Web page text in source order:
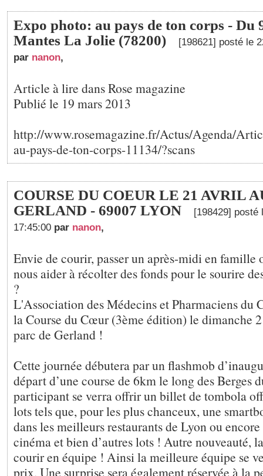
Expo photo: au pays de ton corps - Du
Mantes La Jolie (78200)
[198621] posté le
par nanon,
Article à lire dans Rose magazine
Publié le 19 mars 2013
http://www.rosemagazine.fr/Actus/Agenda/
au-pays-de-ton-corps-11134/?scans
COURSE DU COEUR LE 21 AVRIL
GERLAND - 69007 LYON
[198429] posté
17:45:00 par nanon,
Envie de courir, passer un après-midi en famille
nous aider à récolter des fonds pour le sourire
?
L'Association des Médecins et Pharmaciens du
la Course du Cœur (3ème édition) le dimanche
parc de Gerland !
Cette journée débutera par un flashmob
départ d’une course de 6km le long des Berges
participant se verra offrir un billet de tombola
lots tels que, pour les plus chanceux, une
dans les meilleurs restaurants de Lyon ou encore
cinéma et bien d’autres lots ! Autre nouveauté,
courir en équipe ! Ainsi la meilleure équipe se
prix. Une surprise sera également réservée à la